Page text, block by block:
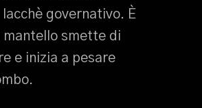
governativo. È
mantello smette di
e inizia a pesare